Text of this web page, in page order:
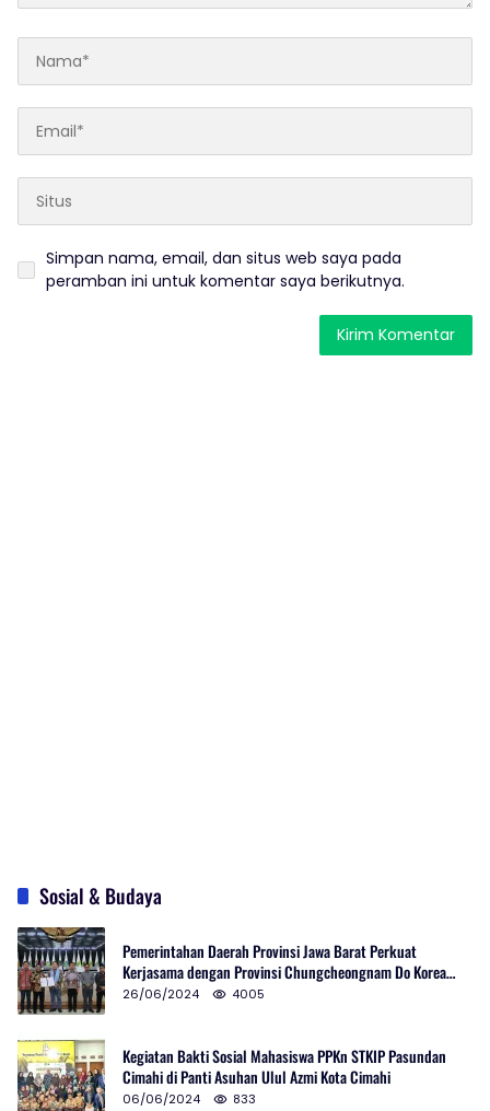
Simpan nama, email, dan situs web saya pada
peramban ini untuk komentar saya berikutnya.
Sosial & Budaya
Pemerintahan Daerah Provinsi Jawa Barat Perkuat
Kerjasama dengan Provinsi Chungcheongnam Do Korea
Selatan
26/06/2024 4005
Kegiatan Bakti Sosial Mahasiswa PPKn STKIP Pasundan
Cimahi di Panti Asuhan Ulul Azmi Kota Cimahi
06/06/2024 833